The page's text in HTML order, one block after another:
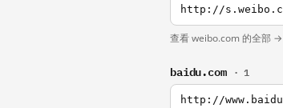
http://
查看 weibo.com 的全部 →
baidu.com · 1
http://